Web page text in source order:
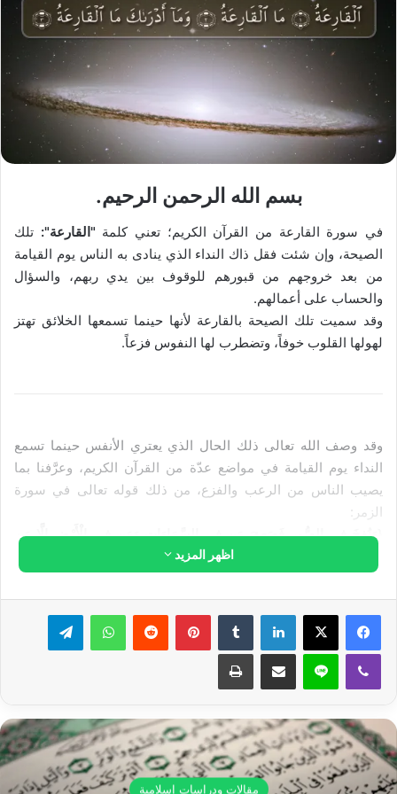
بسم الله الرحمن الرحيم.
في سورة القارعة من القرآن الكريم؛ تعني كلمة "القارعة": تلك
الصيحة، وإن شئت فقل ذاك النداء الذي ينادى به الناس يوم القيامة
من بعد خروجهم من قبورهم للوقوف بين يدي ربهم، والسؤال
والحساب على أعمالهم.
وقد سميت تلك الصيحة بالقارعة لأنها حينما تسمعها الخلائق تهتز
لهولها القلوب خوفاً، وتضطرب لها النفوس فزعاً.
وقد وصف الله تعالى ذلك الحال الذي يعتري الأنفس حينما تسمع
النداء يوم القيامة في مواضع عدّة من القرآن الكريم، وعرَّفنا بما
يصيب الناس من الرعب والفزع، من ذلك قوله تعالى في سورة
الزمر:
{وَنُفِخَ فِي الصُّورِ فَصَعِقَ مَن فِي السَّمَاوَاتِ وَمَن فِي الْأَرْضِ إِلَّا مَن
الْأَرْضُ بِنُورِ رَبِّهَا وَوُضِعَ الْكِتَابُ وَجِيءَ بِالنَّبِيِّينَ وَالشُّهَدَاء وَقُضِيَ بَيْنَهُم
بِالْحَقِّ وَهُمْ لَا يُظْلَمُونَ (69) وَوُفِّيَتْ كُلُّ نَفْسٍ مَّا عَمِلَتْ وَهُوَ أَعْلَمُ بِمَا
يَفْعَلُونَ (70) وَسِيقَ الَّذِينَ كَفَرُوا إِلَى جَهَنَّمَ زُمَراً حَتَّى إِذَا جَاؤُوهَا
فُتِحَتْ أَبْوَابُهَا وَقَالَ لَهُمْ خَزَنَتُهَا أَلَمْ يَأْتِكُمْ رُسُلٌ مِّنكُمْ يَتْلُونَ عَلَيْكُمْ آيَاتِ
رَبِّكُمْ وَيُنذِرُونَكُمْ لِقَاء يَوْمِكُمْ هَذَا قَالُوا بَلَى وَلَكِنْ حَقَّتْ كَلِمَةُ الْعَذَابِ
عَلَى الْكَافِرِينَ (71) قِيلَ ادْخُلُوا أَبْوَابَ جَهَنَّمَ خَالِدِينَ فِيهَا فَبِئْسَ مَثْوَى
جَاؤُوهَا وَفُتِحَتْ أَبْوَابُهَا وَقَالَ لَهُمْ خَزَنَتُهَا سَلَامٌ عَلَيْكُمْ طِبْتُمْ فَادْخُلُوهَا
خَالِدِينَ (73) وَقَالُوا الْحَمْدُ لِلَّهِ الَّذِي صَدَقَنَا وَعْدَهُ وَأَوْرَثَنَا الْأَرْضَ نَتَبَوَّأُ
مِنَ الْجَنَّةِ حَيْثُ نَشَاء فَنِعْمَ أَجْرُ الْعَامِلِينَ (74) وَتَرَى الْمَلَائِكَةَ حَافِّينَ
اظهر المزيد
لينكدإن بينتيريست واتساب تيلقرام
ڤايبر لاين مشاركة عبر البريد طباعة
مقالات ودراسات إسلامية